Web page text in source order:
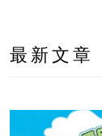
最新文章